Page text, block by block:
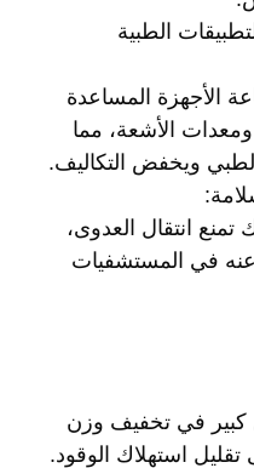
الطبية
الأجهزة المساعدة
الأشعة، مما
ويخفض التكاليف.
:
تمنع انتقال العدوى،
عنه في المستشفيات
كبير في تخفيف وزن
استهلاك الوقود.